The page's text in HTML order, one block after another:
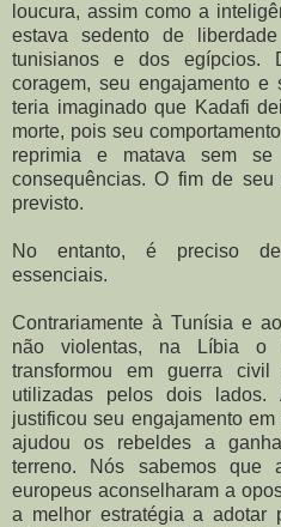
loucura, assim como a
estava sedento de
tunisianos e dos egípcios.
coragem, seu engajamento e
teria imaginado que Kadafi
morte, pois seu
reprimia e matava sem
consequências. O fim de
previsto.
No entanto, é preciso
essenciais.
Contrariamente à Tunísia e
não violentas, na Líbia o
transformou em guerra
utilizadas pelos dois lados.
justificou seu engajamento
ajudou os rebeldes a
terreno. Nós sabemos que
europeus aconselharam a
a melhor estratégia a adotar